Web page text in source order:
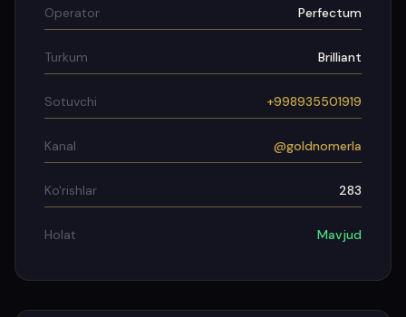
Operator Perfectum
Turkum Brilliant
Sotuvchi +998935501919
Kanal @goldnomerla
Ko'rishlar 283
Holat Mavjud